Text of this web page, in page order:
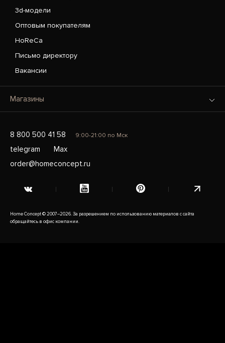
3d-модели
Оптовым покупателям
HoReCa
Письмо директору
Вакансии
Магазины
8 800 500 41 58 9:00-21:00 по Мск
telegram
Max
order@homeconcept.ru
Home Concept © 2007–2026. За разрешением по использованию материалов с сайта
обращайтесь в офис компании.